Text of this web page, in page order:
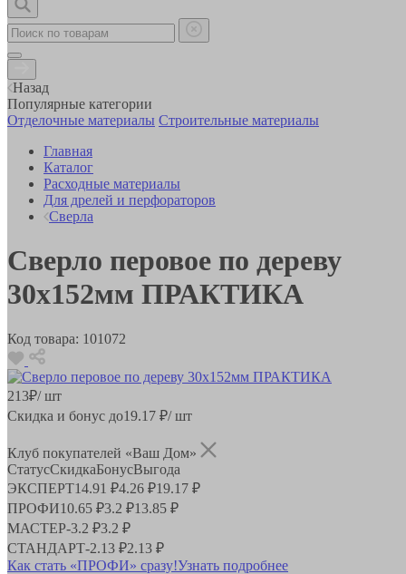
Назад
Популярные категории
Отделочные материалы Строительные материалы
Главная
Каталог
Расходные материалы
Для дрелей и перфораторов
Сверла
Сверло перовое по дереву
30х152мм ПРАКТИКА
Код товара: 101072
213₽/ шт
Скидка и бонус до19.17 ₽/ шт
Клуб покупателей «Ваш Дом»
СтатусСкидкаБонусВыгода
ЭКСПЕРТ14.91 ₽4.26 ₽19.17 ₽
ПРОФИ10.65 ₽3.2 ₽13.85 ₽
МАСТЕР-3.2 ₽3.2 ₽
СТАНДАРТ-2.13 ₽2.13 ₽
Как стать «ПРОФИ» сразу!Узнать подробнее